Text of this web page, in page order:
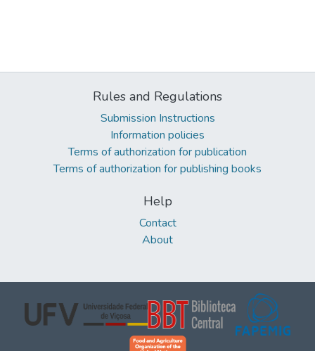
Rules and Regulations
Submission Instructions
Information policies
Terms of authorization for publication
Terms of authorization for publishing books
Help
Contact
About